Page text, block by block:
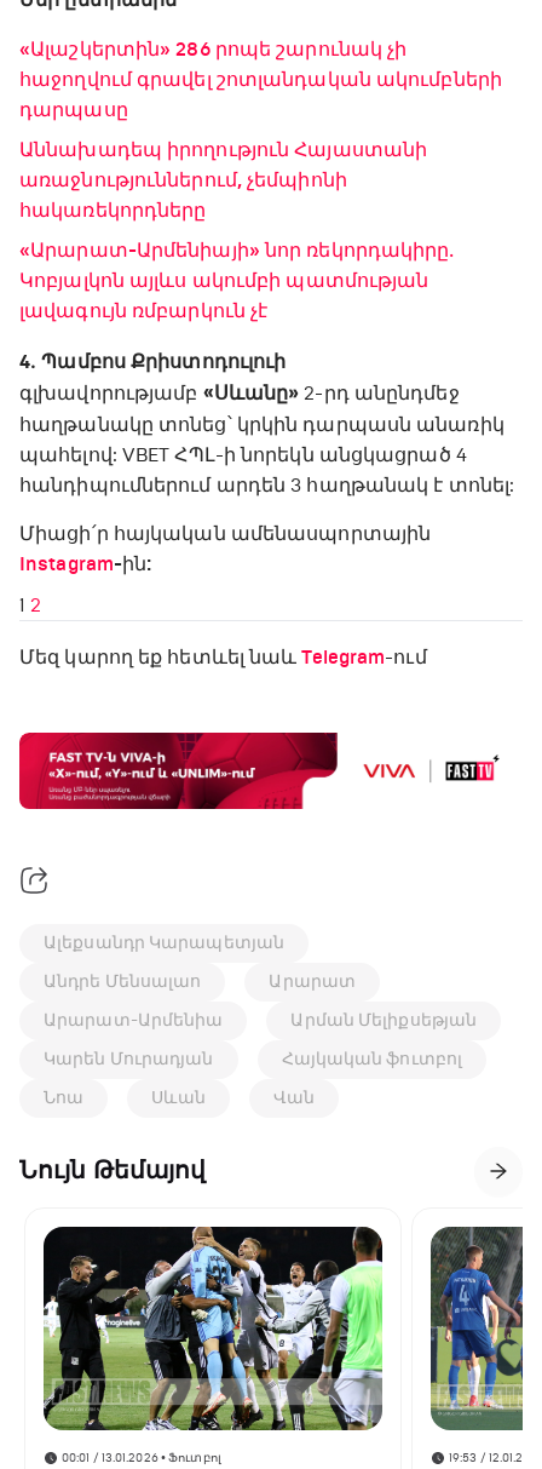
«Ալաշկերտին» 286 րոպե շարունակ չի
հաջողվում գրավել շոտլանդական ակումբների
դարպասը
Աննախադեպ իրողություն Հայաստանի
առաջնություններում, չեմպիոնի
հակառեկորդները
«Արարատ-Արմենիայի» նոր ռեկորդակիրը․
Կոբյալկոն այլևս ակումբի պատմության
լավագույն ռմբարկուն չէ
4․ Պամբոս Քրիստոդուլուի
գլխավորությամբ «Սևանը» 2-րդ անընդմեջ
հաղթանակը տոնեց՝ կրկին դարպասն անառիկ
պահելով: VBET ՀՊԼ-ի նորեկն անցկացրած 4
հանդիպումներում արդեն 3 հաղթանակ է տոնել:
Միացի՛ր հայկական ամենասպորտային
Instagram-ին:
1 2
Մեզ կարող եք հետևել նաև Telegram-ում
Ալեքսանդր Կարապետյան
Անդրե Մենսալաո
Արարատ
Արարատ-Արմենիա
Արման Մելիքսեթյան
Կարեն Մուրադյան
Հայկական ֆուտբոլ
Նոա
Սևան Վան
Նույն Թեմայով
00:01 / 13.01.2026• Ֆուտբոլ 19:53 /